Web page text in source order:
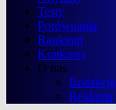
Testy
Porównania
Rankingi
Konkursy
O nas
Redakcja
Reklama